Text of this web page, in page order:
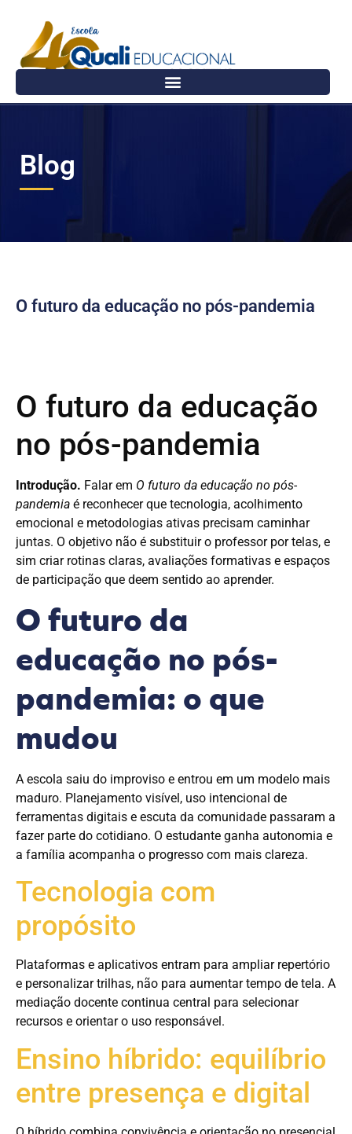
Blog
O futuro da educação no pós-pandemia
O futuro da educação
no pós-pandemia
Introdução. Falar em O futuro da educação no pós-
pandemia é reconhecer que tecnologia, acolhimento
emocional e metodologias ativas precisam caminhar
juntas. O objetivo não é substituir o professor por telas, e
sim criar rotinas claras, avaliações formativas e espaços
de participação que deem sentido ao aprender.
O futuro da
educação no pós-
pandemia: o que
mudou
A escola saiu do improviso e entrou em um modelo mais
maduro. Planejamento visível, uso intencional de
ferramentas digitais e escuta da comunidade passaram a
fazer parte do cotidiano. O estudante ganha autonomia e
a família acompanha o progresso com mais clareza.
Tecnologia com
propósito
Plataformas e aplicativos entram para ampliar repertório
e personalizar trilhas, não para aumentar tempo de tela. A
mediação docente continua central para selecionar
recursos e orientar o uso responsável.
Ensino híbrido: equilíbrio
entre presença e digital